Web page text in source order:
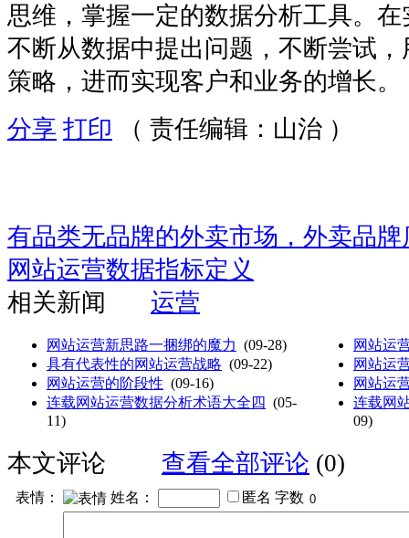
思维，掌握一定的数据分析工具。
不断从数据中提出问题，不断尝试
策略，进而实现客户和业务的增长。
分享 打印 （ 责任编辑：山治 ）
有品类无品牌的外卖市场，外卖品
网站运营数据指标定义
相关新闻
运营
网站运营新思路一捆绑的魔力 (09-28)
具有代表性的网站运营战略 (09-22)
网站运营的阶段性 (09-16)
连载网站运营数据分析术语大全四 (05-
11)
网站运
网站运
网站运
连载网
09)
本文评论 查看全部评论 (0)
表情： 姓名： 匿名 字数